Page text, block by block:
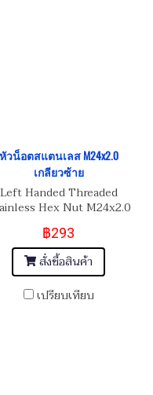
หัวน็อตสแตนเลส M24x2.0
เกลียวซ้าย
Left Handed Threaded
Hex Nut M24x2.0
฿293
สั่งซื้อสินค้า
เปรียบเทียบ